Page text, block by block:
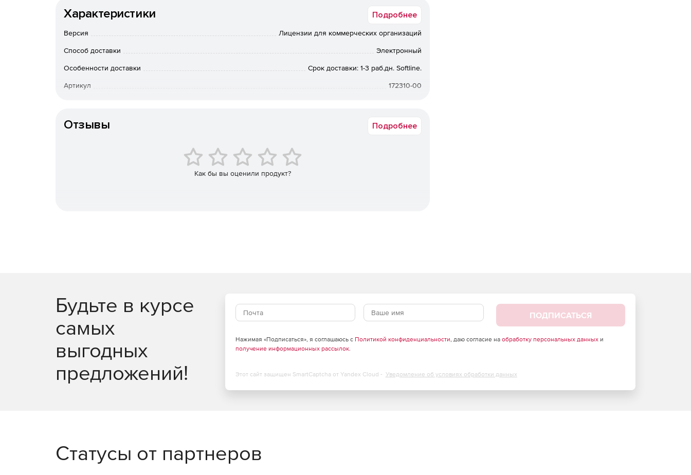
исправления тех, которые исключают конфигурацию из политики. Интеграция с существующими
позволяет быстро проводить аудит.
Кроме того, автоматические оповещения запускаются, когда одно или несколько конкретных изменений
Tripwire предоставляет возможность интегрировать File Integrity Manager со многими средствами
образом защищают их.
Характеристики Подробнее
Версия Лицензии для коммерческих организаций
Способ доставки Электронный
Особенности доставки Срок доставки: 1-3 раб.дн. Softline.
Артикул 172310-00
Отзывы Подробнее
Как бы вы оценили продукт?
Будьте в курсе
самых
выгодных
предложений!
ПОДПИСАТЬСЯ
Нажимая «Подписаться», я соглашаюсь с Политикой конфиденциальности, даю согласие на обработку персональных данныхи
получение информационных рассылок.
Этот сайт защищен SmartCaptcha от Yandex Cloud - Уведомление об условиях обработки данных
Статусы от партнеров